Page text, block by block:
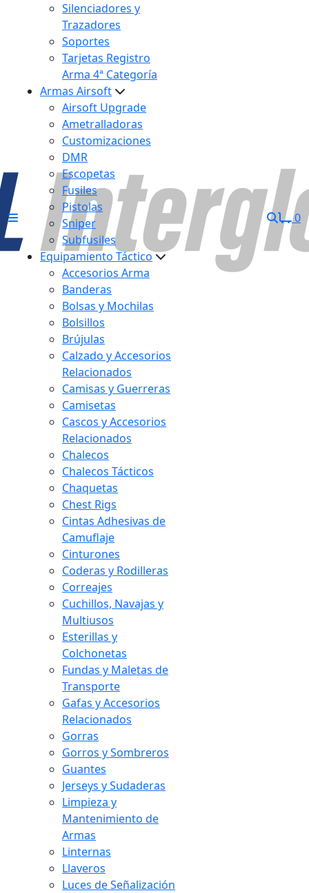
Silenciadores y
Trazadores
Soportes
Tarjetas Registro
Arma 4ª Categoría
Armas Airsoft
Airsoft Upgrade
Ametralladoras
Customizaciones
DMR
Escopetas
Fusiles
Pistolas
Sniper
Subfusiles
Equipamiento Táctico
Accesorios Arma
Banderas
Bolsas y Mochilas
Bolsillos
Brújulas
Calzado y Accesorios
Relacionados
Camisas y Guerreras
Camisetas
Cascos y Accesorios
Relacionados
Chalecos
Chalecos Tácticos
Chaquetas
Chest Rigs
Cintas Adhesivas de
Camuflaje
Cinturones
Coderas y Rodilleras
Correajes
Cuchillos, Navajas y
Multiusos
Esterillas y
Colchonetas
Fundas y Maletas de
Transporte
Gafas y Accesorios
Relacionados
Gorras
Gorros y Sombreros
Guantes
Jerseys y Sudaderas
Limpieza y
Mantenimiento de
Armas
Linternas
Llaveros
Luces de Señalización
0